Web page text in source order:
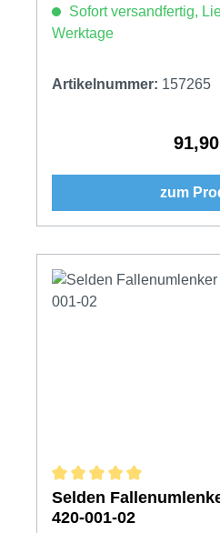
Sofort versandfertig,
Werktage
Artikelnummer: 157265
zum
Durchschnittliche
Selden
420-001-02